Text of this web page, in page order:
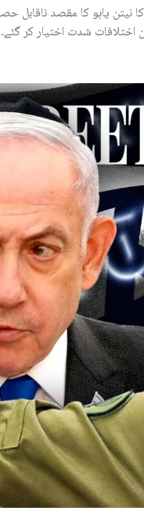
یاہو کا مقصد ناقابل
شدت اختیار کر گئے۔